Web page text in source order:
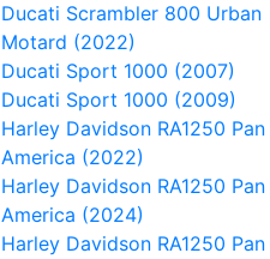
Ducati Scrambler 800 Urban
Motard (2022)
Ducati Sport 1000 (2007)
Ducati Sport 1000 (2009)
Harley Davidson RA1250 Pan
America (2022)
Harley Davidson RA1250 Pan
America (2024)
Harley Davidson RA1250 Pan